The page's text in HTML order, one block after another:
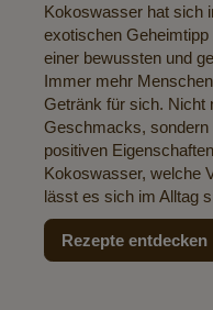
Kokoswasser hat sich
exotischen
einer bewussten und
Immer mehr
Getränk für sich. Nicht
Geschmacks, sondern
positiven
Kokoswasser, welche
lässt es sich im Alltag
Rezepte entdecken